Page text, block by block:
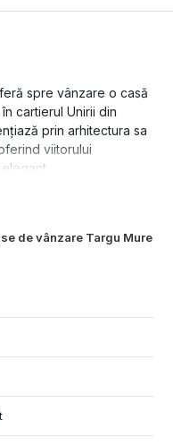
de vânzare Targu Mures
spre vânzare o casă
cartierul Unirii din
prin arhitectura sa
viitorului
cu suprafață de
cu tablă